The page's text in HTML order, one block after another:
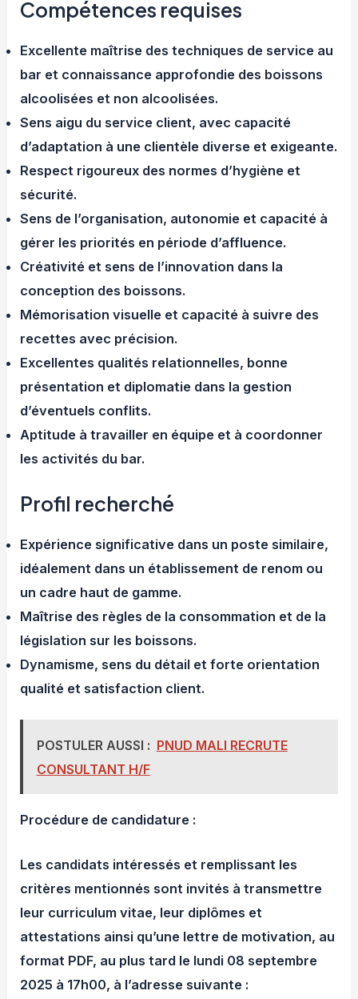
Compétences requises
Excellente maîtrise des techniques de service au
bar et connaissance approfondie des boissons
alcoolisées et non alcoolisées.
Sens aigu du service client, avec capacité
d’adaptation à une clientèle diverse et exigeante.
Respect rigoureux des normes d’hygiène et
sécurité.
Sens de l’organisation, autonomie et capacité à
gérer les priorités en période d’affluence.
Créativité et sens de l’innovation dans la
conception des boissons.
Mémorisation visuelle et capacité à suivre des
recettes avec précision.
Excellentes qualités relationnelles, bonne
présentation et diplomatie dans la gestion
d’éventuels conflits.
Aptitude à travailler en équipe et à coordonner
les activités du bar.
Profil recherché
Expérience significative dans un poste similaire,
idéalement dans un établissement de renom ou
un cadre haut de gamme.
Maîtrise des règles de la consommation et de la
législation sur les boissons.
Dynamisme, sens du détail et forte orientation
qualité et satisfaction client.
POSTULER AUSSI : PNUD MALI RECRUTE
CONSULTANT H/F
Procédure de candidature :
Les candidats intéressés et remplissant les
critères mentionnés sont invités à transmettre
leur curriculum vitae, leur diplômes et
attestations ainsi qu’une lettre de motivation, au
format PDF, au plus tard le lundi 08 septembre
2025 à 17h00, à l’adresse suivante :